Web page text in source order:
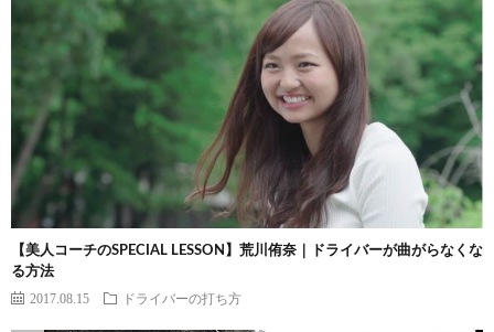
【美人コーチのSPECIAL LESSON】荒川侑奈｜ドライバーが曲がらなくな
る方法
2017.08.15 ドライバーの打ち方